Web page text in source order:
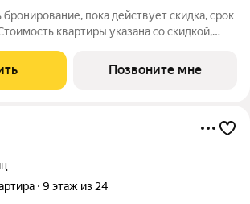
пока действует скидка, срок
квартиры указана со скидкой,
мы вам все подробно расскажем.
квартира
Позвоните мне
9 этаж из 24